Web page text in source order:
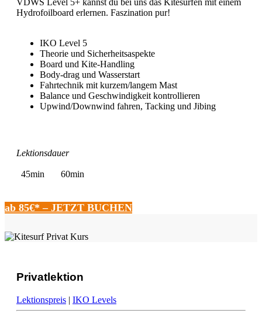
VDWS Level 5+ kannst du bei uns das Kitesurfen mit einem
Hydrofoilboard erlernen. Faszination pur!
IKO Level 5
Theorie und Sicherheitsaspekte
Board und Kite-Handling
Body-drag und Wasserstart
Fahrtechnik mit kurzem/langem Mast
Balance und Geschwindigkeit kontrollieren
Upwind/Downwind fahren, Tacking und Jibing
Lektionsdauer
45min 60min
ab 85€* – JETZT BUCHEN
Privatlektion
Lektionspreis | IKO Levels